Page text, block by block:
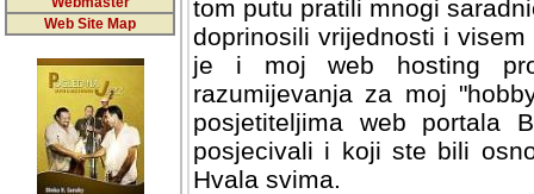
Web Site Map
tom putu pratili mnogi
doprinosili vrijednosti i
je i moj web hosting
razumijevanja za moj
posjetiteljima web portala
posjecivali i koji ste bili
Hvala svima.